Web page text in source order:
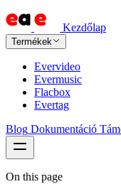
Kezdőlap
Termékek
Evervideo
Evermusic
Flacbox
Evertag
Blog Dokumentáció
On this page